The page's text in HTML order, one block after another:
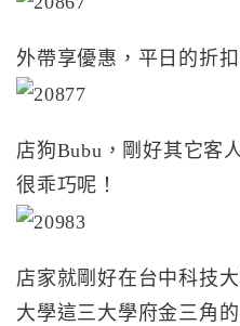
外帶享優惠，平日的折扣
店狗Bubu，剛好其它客
很乖巧呢！
店家就剛好在台中科技
大學這三大學府金三角